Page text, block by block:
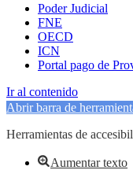
Poder Judicial
FNE
OECD
ICN
Portal pago de
Ir al contenido
Abrir barra de
Herramientas de
Aumentar texto